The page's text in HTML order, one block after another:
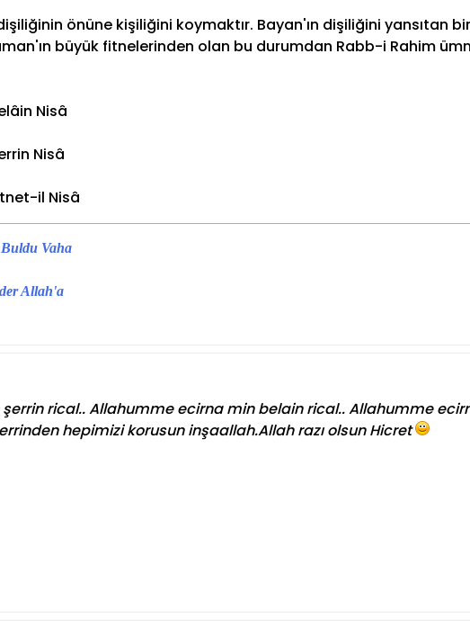
önüne kişiliğini koymaktır. Bayan'ın dişiliğini yansıtan
büyük fitnelerinden olan bu durumdan Rabb-i Rahim
Nisâ
Nisâ
il Nisâ
Buldu Vaha
Allah'a
rical.. Allahumme ecirna min belain rical.. Allahumme
hepimizi korusun inşaallah.Allah razı olsun Hicret